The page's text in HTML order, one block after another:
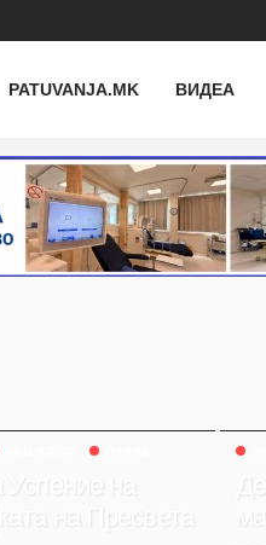
PATUVANJA.MK ВИДЕА